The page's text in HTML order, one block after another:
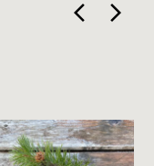
arrow_back_ios_new